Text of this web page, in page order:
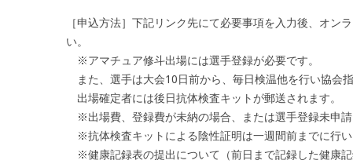
［申込方法］下記リンク先にて必要事項を入力後、オン
い。
※アマチュア修斗出場には選手登録が必要です。
また、選手は大会10日前から、毎日検温他を行い協会
出場確定者には後日抗体検査キットが郵送されます。
※出場費、登録費が未納の場合、または選手登録未申請
※抗体検査キットによる陰性証明は一週間前までに行
※健康記録表の提出について（前日まで記録した健康